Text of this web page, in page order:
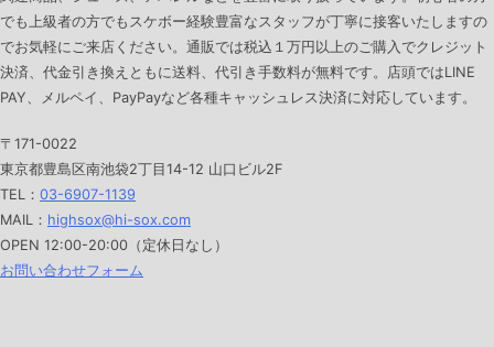
でも上級者の方でもスケボー経験豊富なスタッフが丁寧に接客いたしますの
でお気軽にご来店ください。通販では税込１万円以上のご購入でクレジット
決済、代金引き換えともに送料、代引き手数料が無料です。店頭ではLINE
PAY、メルペイ、PayPayなど各種キャッシュレス決済に対応しています。
〒171-0022
東京都豊島区南池袋2丁目14-12 山口ビル2F
TEL： 03-6907-1139
MAIL： highsox@hi-sox.com
OPEN 12:00-20:00（定休日なし）
お問い合わせフォーム